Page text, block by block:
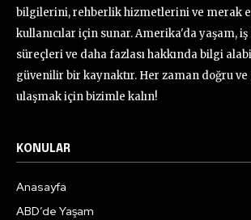
bilgilerini, rehberlik hizmetlerini ve merak
kullanıcılar için sunar. Amerika'da yaşam, iş
süreçleri ve daha fazlası hakkında bilgi
güvenilir bir kaynaktır. Her zaman doğru
ulaşmak için bizimle kalın!
KONULAR
Anasayfa
ABD’de Yaşam